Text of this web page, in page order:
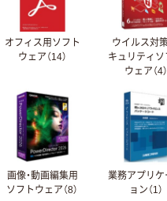
オフィス用ソフト
ウェア（14）
ウイルス対
キュリティソ
ウェア（4）
画像・動画編集用
ソフトウェア（8）
業務アプリケ
ョン（1）